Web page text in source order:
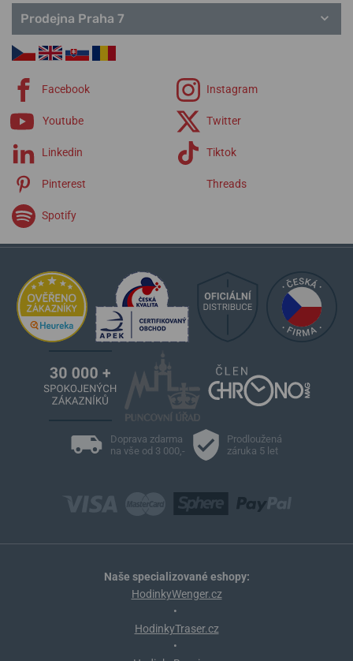
Prodejna Praha 7
Facebook Instagram
Youtube Twitter
Linkedin Tiktok
Pinterest Threads
Spotify
Doprava zdarma
na vše od 3 000,-
Prodloužená
záruka 5 let
Naše specializované eshopy:
HodinkyWenger.cz
•
HodinkyTraser.cz
•